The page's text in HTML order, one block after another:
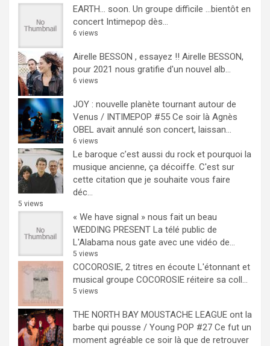
EARTH… soon. Un groupe difficile ...bientôt en
concert Intimepop dès...
6 views
Airelle BESSON , essayez !! Airelle BESSON,
pour 2021 nous gratifie d'un nouvel alb...
6 views
JOY : nouvelle planète tournant autour de
Venus / INTIMEPOP #55 Ce soir là Agnès
OBEL avait annulé son concert, laissan...
6 views
Le baroque c’est aussi du rock et pourquoi la
musique ancienne, ça décoiffe. C'est sur
cette citation que je souhaite vous faire
déc...
5 views
« We have signal » nous fait un beau
WEDDING PRESENT La télé public de
L'Alabama nous gate avec une vidéo de...
5 views
COCOROSIE, 2 titres en écoute L'étonnant et
musical groupe COCOROSIE réiteire sa coll...
5 views
THE NORTH BAY MOUSTACHE LEAGUE ont la
barbe qui pousse / Young POP #27 Ce fut un
moment agréable ce soir là que de retrouver